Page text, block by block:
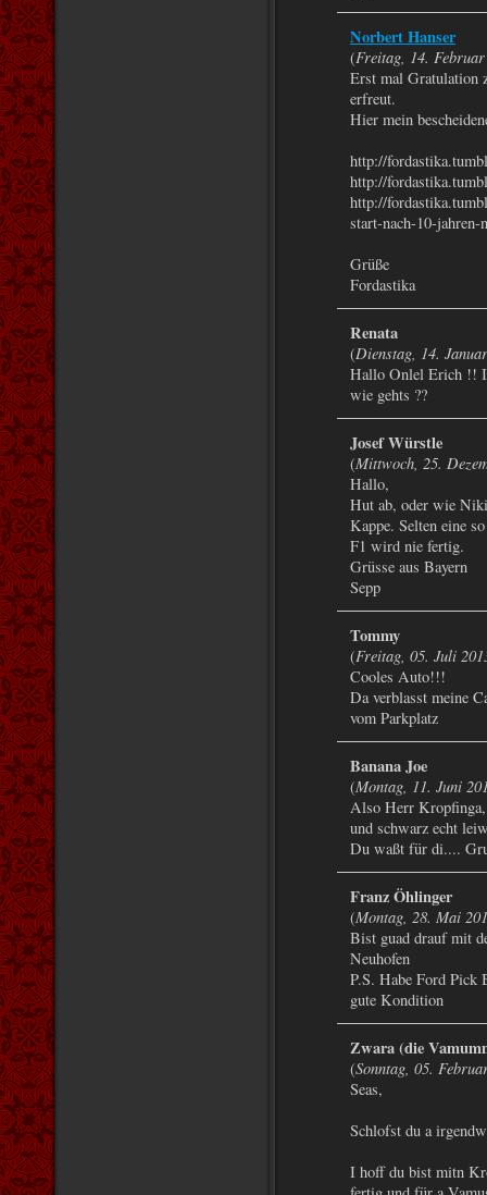
Norbert Hanser
(Freitag, 14.
Erst mal Gratulation
erfreut.
Hier mein
http://
http://
http://
start-nach-10-jahren-
Grüße
Fordastika
Renata
(Dienstag, 14.
Hallo Onlel Erich !!
wie gehts ??
Josef Würstle
(Mittwoch, 25.
Hallo,
Hut ab, oder wie
Kappe. Selten eine
F1 wird nie fertig.
Grüsse aus Bayern
Sepp
Tommy
(Freitag, 05. Juli
Cooles Auto!!!
Da verblasst meine
vom Parkplatz
Banana Joe
(Montag, 11. Juni
Also Herr Kropfinga,
und schwarz echt
Du waßt für di....
Franz Öhlinger
(Montag, 28. Mai
Bist guad drauf mit
Neuhofen
P.S. Habe Ford
gute Kondition
Zwara (die
(Sonntag, 05.
Seas,
Schlofst du a
I hoff du bist mitn